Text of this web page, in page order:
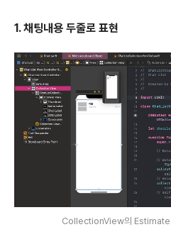
1. 채팅내용 두줄로 표현
CollectionView의 Estimate